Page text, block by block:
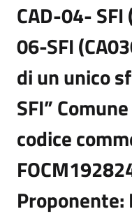
CAD-04- SFI
06-SFI
di un unico
SFI”
codice
Proponente: